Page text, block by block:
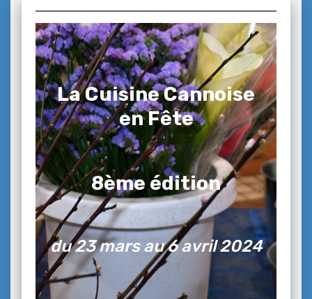
La Cuisine Cannoise
en Fête
8ème édition
du 23 mars au 6 avril 2024